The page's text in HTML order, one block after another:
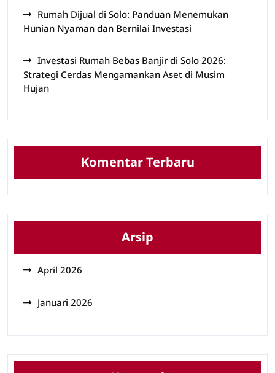
Rumah Dijual di Solo: Panduan Menemukan
Hunian Nyaman dan Bernilai Investasi
Investasi Rumah Bebas Banjir di Solo 2026:
Strategi Cerdas Mengamankan Aset di Musim
Hujan
Komentar Terbaru
Arsip
April 2026
Januari 2026